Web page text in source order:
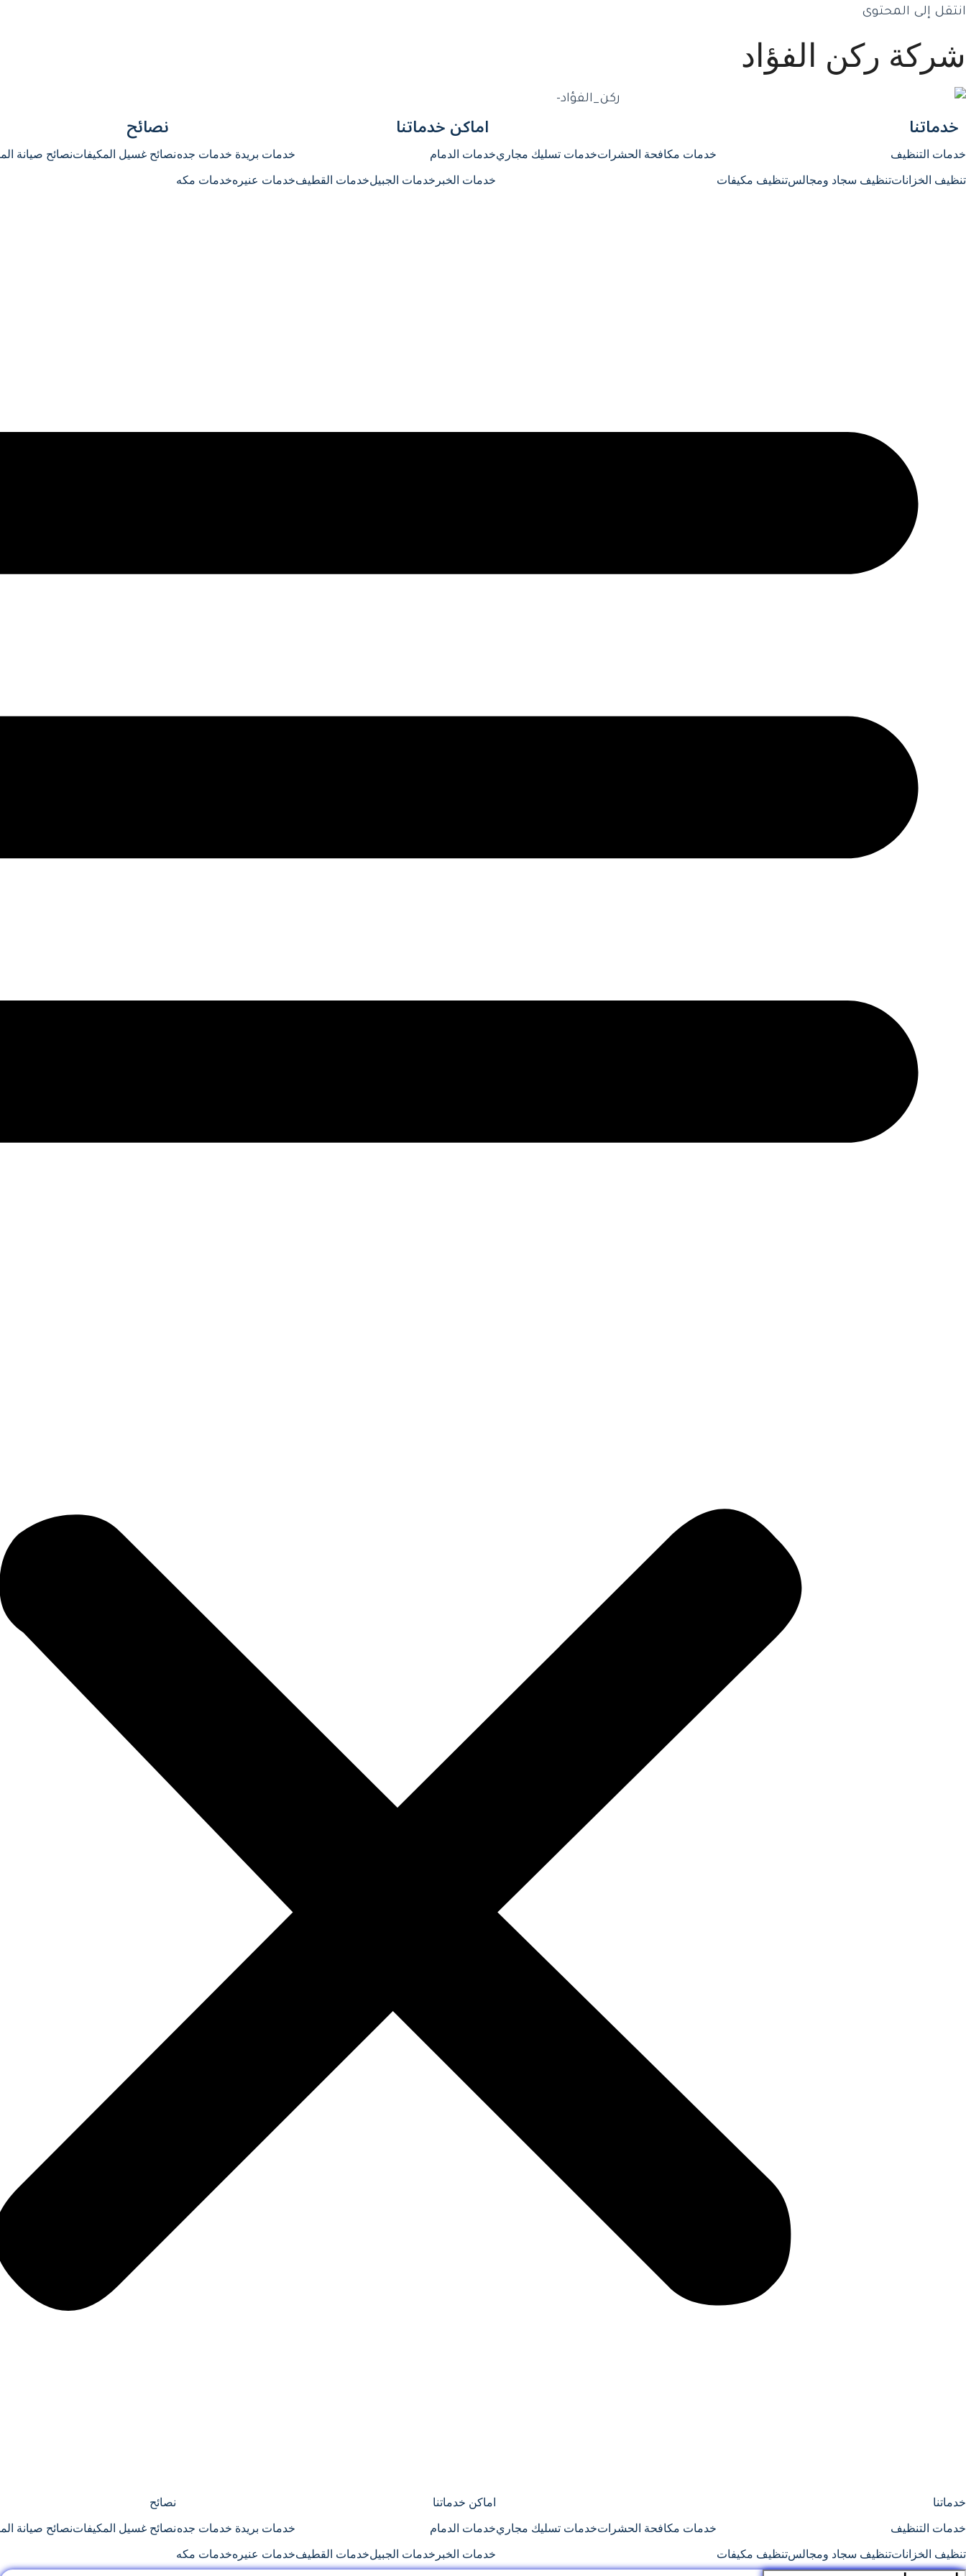
انتقل إلى المحتوى
شركة ركن الفؤاد
خدماتنا
خدمات التنظيف
تنظيف الخزاناتتنظيف سجاد ومجالستنظيف مكيفات
خدمات مكافحة الحشراتخدمات تسليك مجاري
اماكن خدماتنا
خدمات الدمام
خدمات الخبر خدمات الجبيلخدمات القطيف
خدمات بريدة
خدمات عنيره
خدمات جده
خدمات مكه
نصائح
نصائح غسيل المكيفاتنصائح صيانة
خدماتنا
خدمات التنظيف
تنظيف الخزاناتتنظيف سجاد ومجالستنظيف مكيفات
خدمات مكافحة الحشراتخدمات تسليك مجاري
اماكن خدماتنا
خدمات الدمام
خدمات الخبر خدمات الجبيلخدمات القطيف
خدمات بريدة
خدمات عنيره
خدمات جده
خدمات مكه
نصائح
نصائح غسيل المكيفاتنصائح صيانة